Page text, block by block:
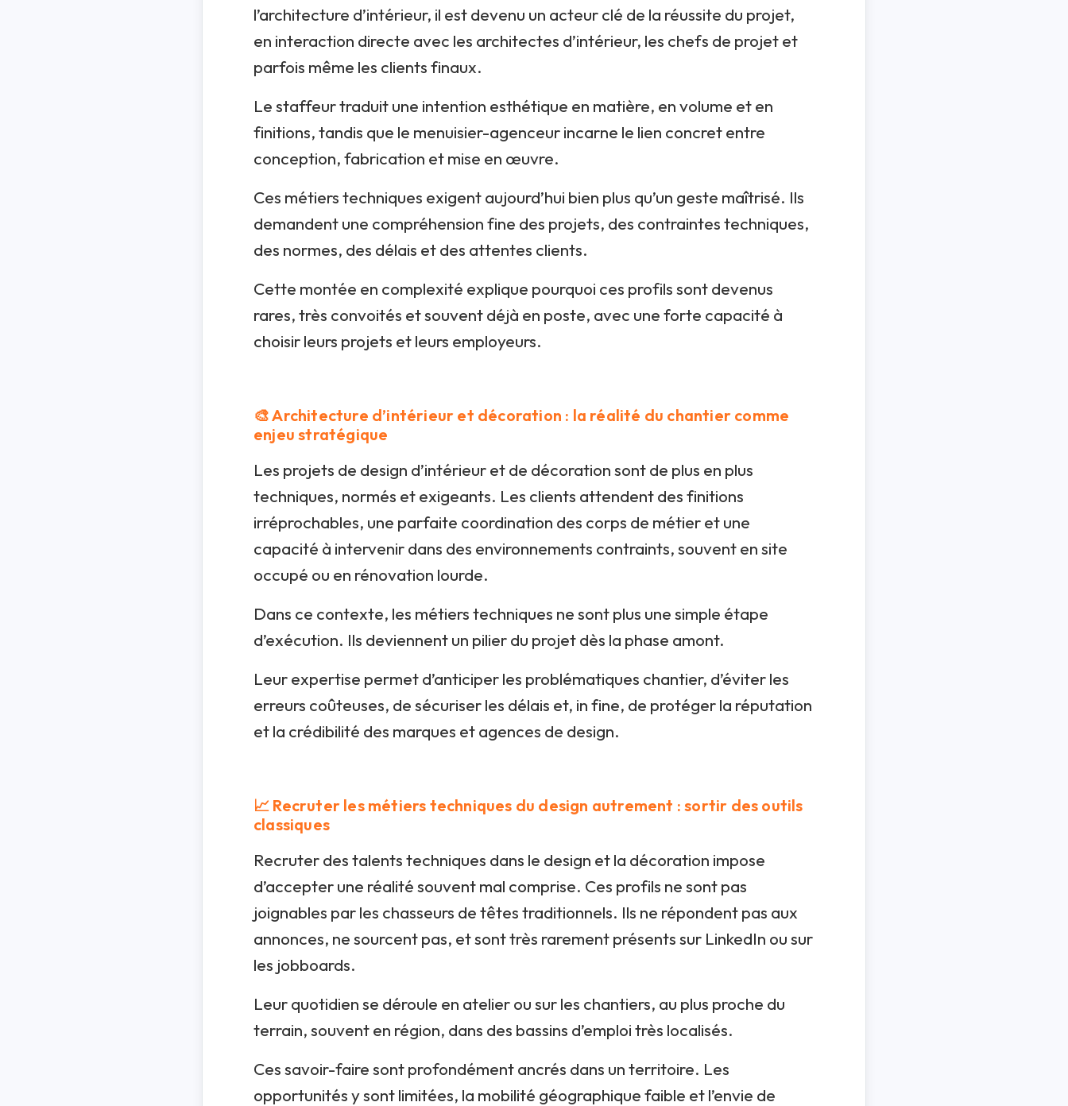
l’architecture d’intérieur, il est devenu un acteur clé de la réussite du projet,
en interaction directe avec les architectes d’intérieur, les chefs de projet et
parfois même les clients finaux.
Le staffeur traduit une intention esthétique en matière, en volume et en
finitions, tandis que le menuisier-agenceur incarne le lien concret entre
conception, fabrication et mise en œuvre.
Ces métiers techniques exigent aujourd’hui bien plus qu’un geste maîtrisé. Ils
demandent une compréhension fine des projets, des contraintes techniques,
des normes, des délais et des attentes clients.
Cette montée en complexité explique pourquoi ces profils sont devenus
rares, très convoités et souvent déjà en poste, avec une forte capacité à
choisir leurs projets et leurs employeurs.
🎨 Architecture d’intérieur et décoration : la réalité du chantier comme
enjeu stratégique
Les projets de design d’intérieur et de décoration sont de plus en plus
techniques, normés et exigeants. Les clients attendent des finitions
irréprochables, une parfaite coordination des corps de métier et une
capacité à intervenir dans des environnements contraints, souvent en site
occupé ou en rénovation lourde.
Dans ce contexte, les métiers techniques ne sont plus une simple étape
d’exécution. Ils deviennent un pilier du projet dès la phase amont.
Leur expertise permet d’anticiper les problématiques chantier, d’éviter les
erreurs coûteuses, de sécuriser les délais et, in fine, de protéger la réputation
et la crédibilité des marques et agences de design.
📈 Recruter les métiers techniques du design autrement : sortir des outils
classiques
Recruter des talents techniques dans le design et la décoration impose
d’accepter une réalité souvent mal comprise. Ces profils ne sont pas
joignables par les chasseurs de têtes traditionnels. Ils ne répondent pas aux
annonces, ne sourcent pas, et sont très rarement présents sur LinkedIn ou sur
les jobboards.
Leur quotidien se déroule en atelier ou sur les chantiers, au plus proche du
terrain, souvent en région, dans des bassins d’emploi très localisés.
Ces savoir-faire sont profondément ancrés dans un territoire. Les
opportunités y sont limitées, la mobilité géographique faible et l’envie de